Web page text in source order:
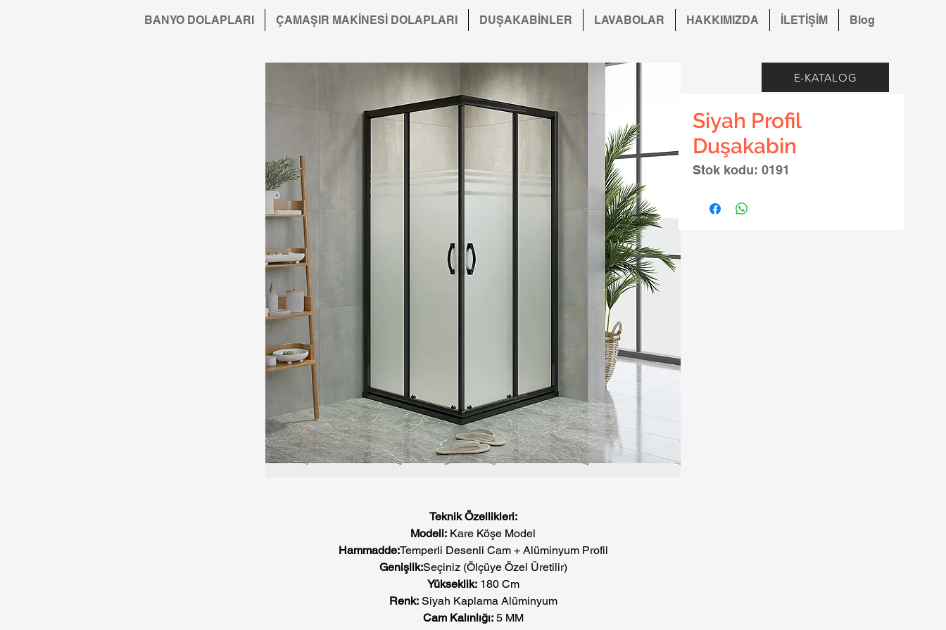
BANYO DOLAPLARI ÇAMAŞIR MAKİNESİ DOLAPLARI DUŞAKABİNLER LAVABOLAR HAKKIMIZDA İLETİŞİM Blog
Siyah Profil
Duşakabin
Stok kodu: 0191
Teknik Özellikleri:
Modeli: Kare Köşe Model
Hammadde:Temperli Desenli Cam + Alüminyum Profil
Genişlik:Seçiniz (Ölçüye Özel Üretilir)
Yükseklik:180 Cm
Renk:Siyah Kaplama Alüminyum
Cam Kalınlığı:5 MM
E-KATALOG